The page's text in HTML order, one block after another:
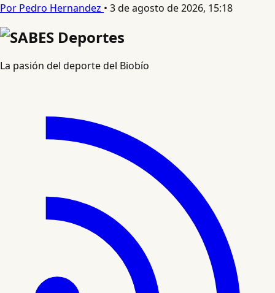
Por Pedro Hernandez • 3 de agosto de 2026, 15:18
La pasión del deporte del Biobío